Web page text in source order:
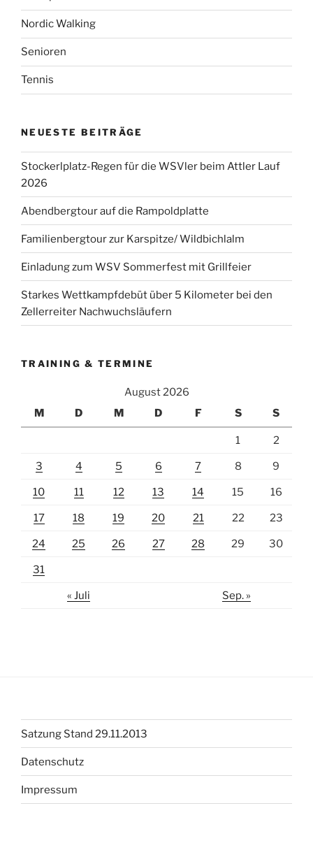
Nordic Walking
Senioren
Tennis
NEUESTE BEITRÄGE
Stockerlplatz-Regen für die WSVler beim Attler Lauf
2026
Abendbergtour auf die Rampoldplatte
Familienbergtour zur Karspitze/ Wildbichlalm
Einladung zum WSV Sommerfest mit Grillfeier
Starkes Wettkampfdebüt über 5 Kilometer bei den
Zellerreiter Nachwuchsläufern
TRAINING & TERMINE
August 2026
M
D M D F S S
1 2
3 4 5 6 7 8 9
10 11 12 13 14 15 16
17 18 19 20 21 22 23
24 25 26 27 28 29 30
31
« Juli Sep. »
Satzung Stand 29.11.2013
Datenschutz
Impressum